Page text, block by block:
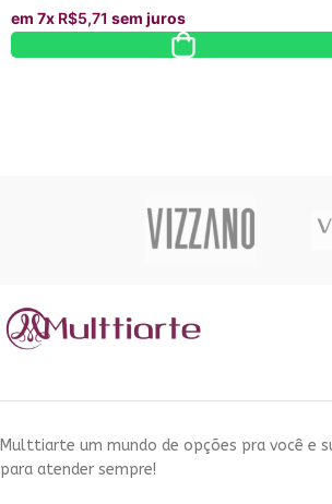
em 7x R$5,71 sem juros
Multtiarte um mundo de opções pra você e
para atender sempre!